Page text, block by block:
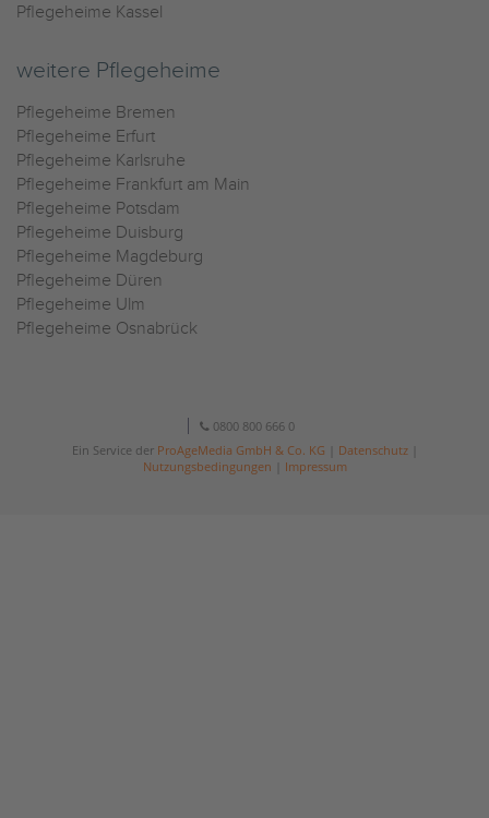
Pflegeheime Kassel
weitere Pflegeheime
Pflegeheime Bremen
Pflegeheime Erfurt
Pflegeheime Karlsruhe
Pflegeheime Frankfurt am Main
Pflegeheime Potsdam
Pflegeheime Duisburg
Pflegeheime Magdeburg
Pflegeheime Düren
Pflegeheime Ulm
Pflegeheime Osnabrück
0800 800 666 0
Ein Service der ProAgeMedia GmbH & Co. KG Datenschutz|
Nutzungsbedingungen
Impressum